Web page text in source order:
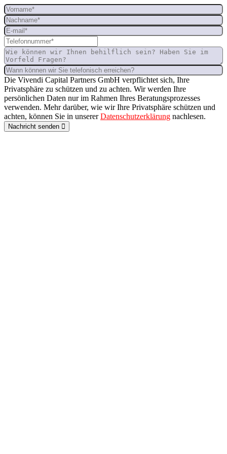
Die Vivendi Capital Partners GmbH verpflichtet sich, Ihre
Privatsphäre zu schützen und zu achten. Wir werden Ihre
persönlichen Daten nur im Rahmen Ihres Beratungsprozesses
verwenden. Mehr darüber, wie wir Ihre Privatsphäre schützen und
achten, können Sie in unsererDatenschutzerklärung nachlesen.
Nachricht senden